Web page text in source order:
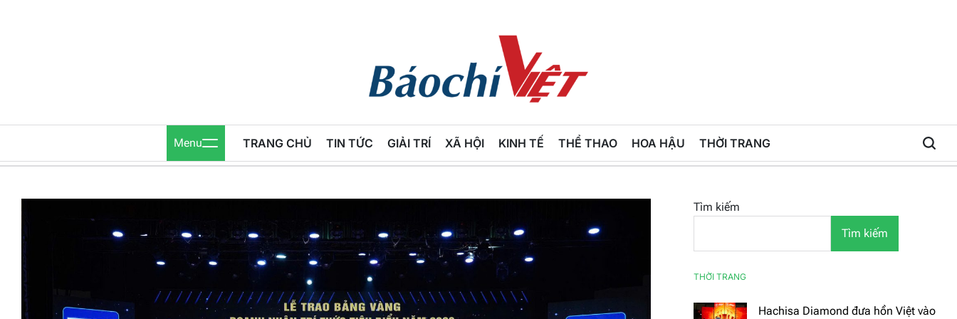
Chí
Việt
Menu TRANG CHỦ TIN TỨC GIẢI TRÍ XÃ HỘI KINH TẾ THỂ THAO HOA HẬU THỜI TRANG
Tìm kiếm
Tìm kiếm
THỜI TRANG
Hachisa Diamond đưa hồn Việt vào